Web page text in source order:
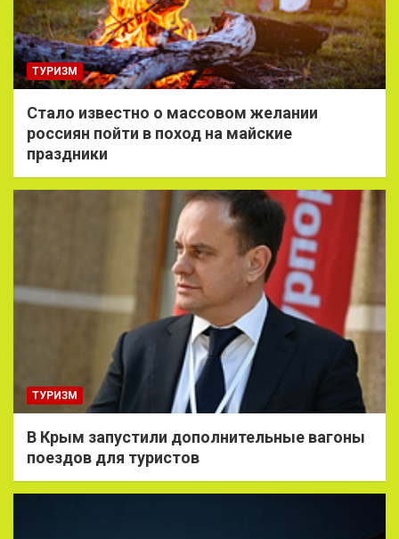
ТУРИЗМ
Стало известно о массовом желании
россиян пойти в поход на майские
праздники
ТУРИЗМ
В Крым запустили дополнительные вагоны
поездов для туристов